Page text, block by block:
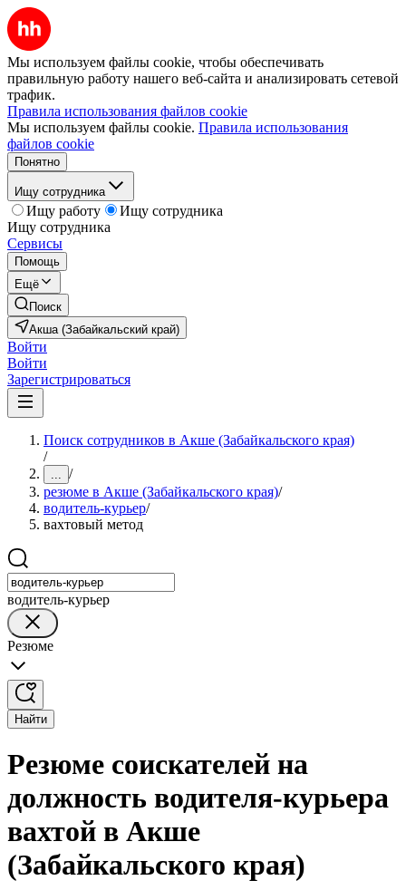
Мы используем файлы cookie, чтобы обеспечивать
правильную работу нашего веб-сайта и анализировать сетевой
трафик.
Правила использования файлов cookie
Мы используем файлы cookie. Правила использования
файлов cookie
Понятно
Ищу сотрудника
Ищу работу
Ищу сотрудника
Ищу сотрудника
Сервисы
Помощь
Ещё
Поиск
Акша (Забайкальский край)
Войти
Войти
Зарегистрироваться
Поиск сотрудников в Акше (Забайкальского края)
/
... /
резюме в Акше (Забайкальского края)/
водитель-курьер/
вахтовый метод
водитель-курьер
Резюме
Найти
Резюме соискателей на
должность водителя-курьера
вахтой в Акше
(Забайкальского края)